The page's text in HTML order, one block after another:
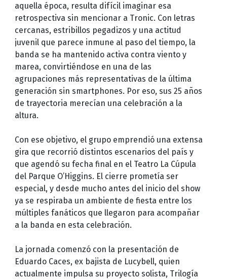
aquella época, resulta difícil imaginar esa
retrospectiva sin mencionar a Tronic. Con letras
cercanas, estribillos pegadizos y una actitud
juvenil que parece inmune al paso del tiempo, la
banda se ha mantenido activa contra viento y
marea, convirtiéndose en una de las
agrupaciones más representativas de la última
generación sin smartphones. Por eso, sus 25 años
de trayectoria merecían una celebración a la
altura.
Con ese objetivo, el grupo emprendió una extensa
gira que recorrió distintos escenarios del país y
que agendó su fecha final en el Teatro La Cúpula
del Parque O’Higgins. El cierre prometía ser
especial, y desde mucho antes del inicio del show
ya se respiraba un ambiente de fiesta entre los
múltiples fanáticos que llegaron para acompañar
a la banda en esta celebración.
La jornada comenzó con la presentación de
Eduardo Caces, ex bajista de Lucybell, quien
actualmente impulsa su proyecto solista, Trilogía